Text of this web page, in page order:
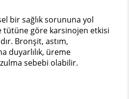
bir sağlık sorununa yol
tütüne göre karsinojen etkisi
Bronşit, astım,
duyarlılık, üreme
sebebi olabilir.